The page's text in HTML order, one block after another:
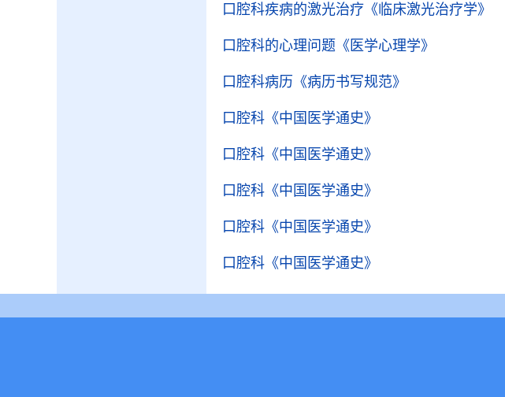
口腔科疾病的激光治疗 《临床激光治疗学》
口腔科的心理问题 《医学心理学》
口腔科病历 《病历书写规范》
口腔科 《中国医学通史》
口腔科 《中国医学通史》
口腔科 《中国医学通史》
口腔科 《中国医学通史》
口腔科 《中国医学通史》